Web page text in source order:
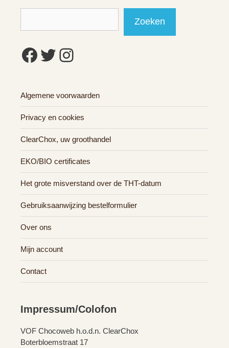
Zoeken
Facebook
Twitter
Instagram
Algemene voorwaarden
Privacy en cookies
ClearChox, uw groothandel
EKO/BIO certificates
Het grote misverstand over de THT-datum
Gebruiksaanwijzing bestelformulier
Over ons
Mijn account
Contact
Impressum/Colofon
VOF Chocoweb h.o.d.n. ClearChox
Boterbloemstraat 17